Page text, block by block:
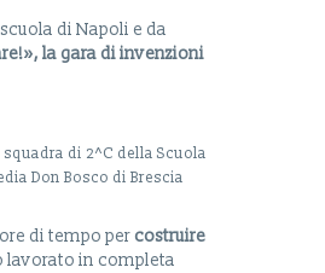
di Napoli e da
la gara di invenzioni
squadra di 2^C della Scuola
Don Bosco di Brescia
di tempo per costruire
lavorato in completa